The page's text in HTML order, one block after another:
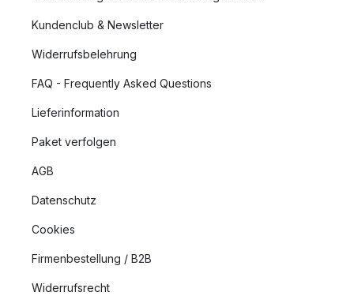
Kundenclub & Newsletter
Widerrufsbelehrung
FAQ - Frequently Asked Questions
Lieferinformation
Paket verfolgen
AGB
Datenschutz
Cookies
Firmenbestellung / B2B
Widerrufsrecht